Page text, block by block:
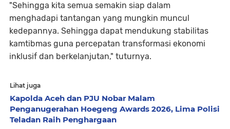
"Sehingga kita semua semakin siap dalam
menghadapi tantangan yang mungkin muncul
kedepannya. Sehingga dapat mendukung stabilitas
kamtibmas guna percepatan transformasi ekonomi
inklusif dan berkelanjutan," tuturnya.
Lihat juga
Kapolda Aceh dan PJU Nobar Malam
Penganugerahan Hoegeng Awards 2026, Lima Polisi
Teladan Raih Penghargaan